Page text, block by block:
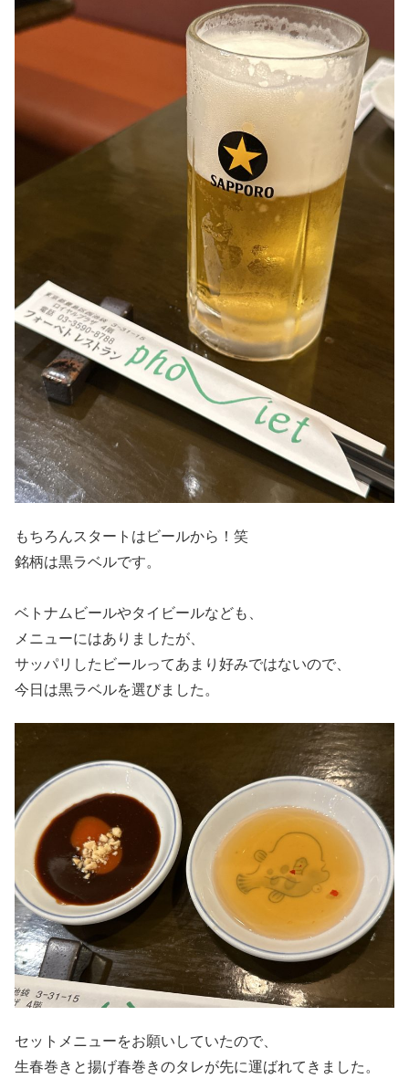
もちろんスタートはビールから！笑
銘柄は黒ラベルです。
ベトナムビールやタイビールなども、
メニューにはありましたが、
サッパリしたビールってあまり好みではないので、
今日は黒ラベルを選びました。
セットメニューをお願いしていたので、
生春巻きと揚げ春巻きのタレが先に運ばれてきました。